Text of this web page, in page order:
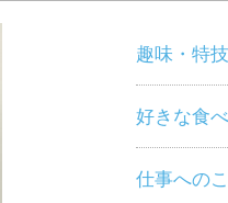
趣味・特技
好きな食
仕事への